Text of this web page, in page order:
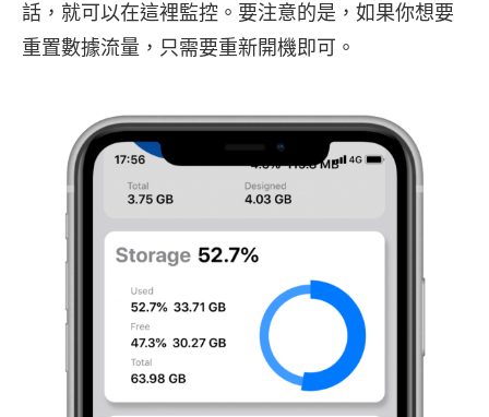
話，就可以在這裡監控。要注意的是，如果你想要
重置數據流量，只需要重新開機即可。